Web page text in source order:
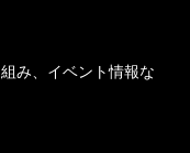
み、イベント情報な